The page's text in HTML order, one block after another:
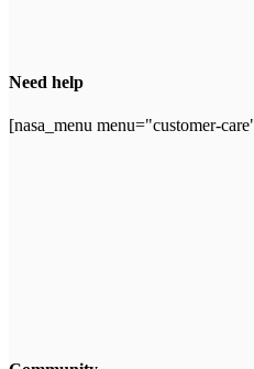
Need help
[nasa_menu menu="customer-